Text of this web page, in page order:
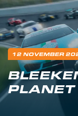
12 NOVEMBER
PLANET